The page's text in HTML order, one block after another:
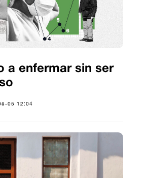
a enfermar sin ser
05 12:04